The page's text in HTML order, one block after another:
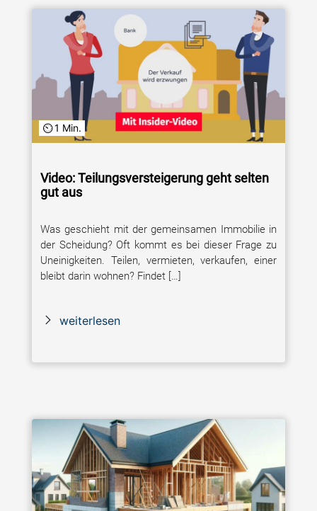
1 Min.
Video: Teilungsversteigerung geht selten
gut aus
Was geschieht mit der gemeinsamen Immobilie in
der Scheidung? Oft kommt es bei dieser Frage zu
Uneinigkeiten. Teilen, vermieten, verkaufen, einer
bleibt darin wohnen? Findet […]
weiterlesen